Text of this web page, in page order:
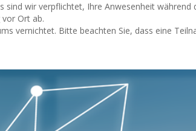
wir verpflichtet, Ihre Anwesenheit während
Ort ab.
vernichtet. Bitte beachten Sie, dass eine